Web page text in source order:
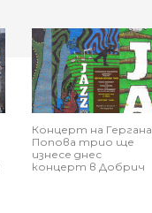
Концерт на Гергана
Попова трио ще
изнесе днес
концерт в Добрич